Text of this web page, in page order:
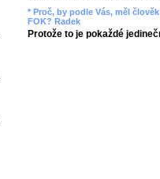
* Proč, by podle Vás, měl
FOK? Radek
Protože to je pokaždé